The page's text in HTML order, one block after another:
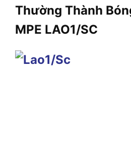
Thường Thành
MPE LAO1/SC